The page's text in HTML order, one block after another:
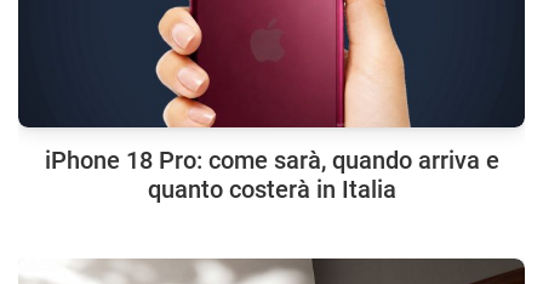
iPhone 18 Pro: come sarà, quando arriva e
quanto costerà in Italia